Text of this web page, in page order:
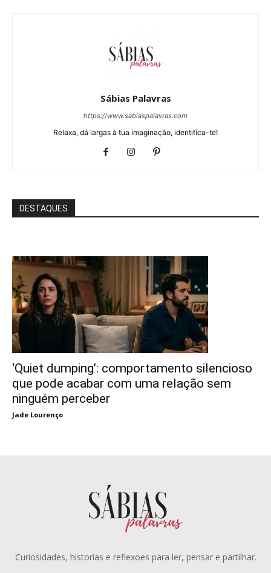
Sábias Palavras
https://www.sabiaspalavras.com
Relaxa, dá largas à tua imaginação, identifica-te!
DESTAQUES
‘Quiet dumping’: comportamento silencioso
que pode acabar com uma relação sem
ninguém perceber
Jade Lourenço
Curiosidades, historias e reflexoes para ler, pensar e partilhar.